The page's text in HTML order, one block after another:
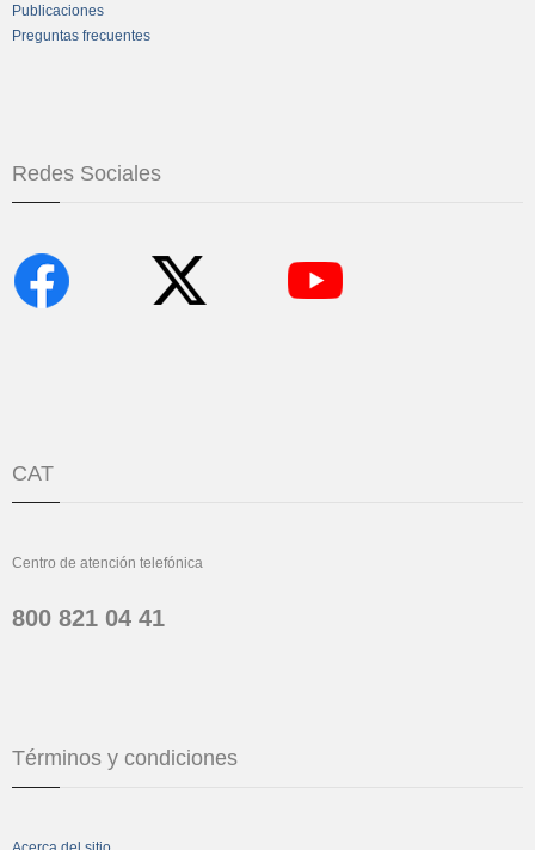
Publicaciones
Preguntas frecuentes
Redes Sociales
CAT
Centro de atención telefónica
800 821 04 41
Términos y condiciones